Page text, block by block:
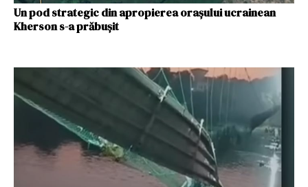
Un pod strategic din apropierea orașului ucrainean
Kherson s-a prăbușit